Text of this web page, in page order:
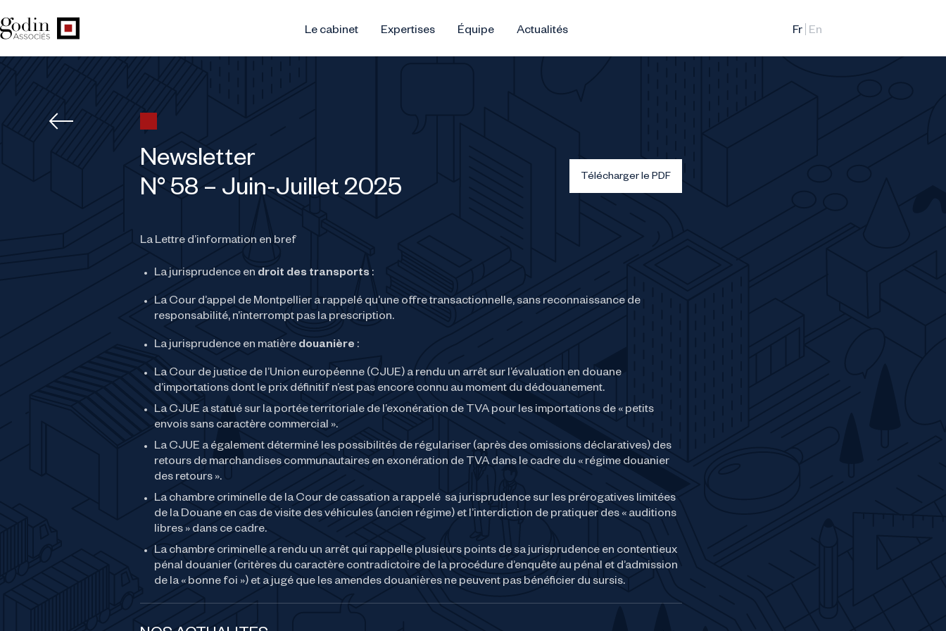
Le cabinet Expertises Équipe Actualités
Newsletter
N° 58 – Juin-Juillet 2025
Télécharger le PDF
La Lettre d’information en bref
La jurisprudence en droit des transports:
La Cour d’appel de Montpellier a rappelé qu’une offre transactionnelle, sans reconnaissance de
responsabilité, n’interrompt pas la prescription.
La jurisprudence en matière douanière :
La Cour de justice de l’Union européenne (CJUE) a rendu un arrêt sur l’évaluation en douane
d’importations dont le prix définitif n’est pas encore connu au moment du dédouanement.
La CJUE a statué sur la portée territoriale de l’exonération de TVA pour les importations de « petits
envois sans caractère commercial ».
La CJUE a également déterminé les possibilités de régulariser (après des omissions déclaratives) des
retours de marchandises communautaires en exonération de TVA dans le cadre du « régime douanier
des retours ».
La chambre criminelle de la Cour de cassation a rappelé sa jurisprudence sur les prérogatives limitées
de la Douane en cas de visite des véhicules (ancien régime) et l’interdiction de pratiquer des « auditions
libres » dans ce cadre.
La chambre criminelle a rendu un arrêt qui rappelle plusieurs points de sa jurisprudence en contentieux
pénal douanier (critères du caractère contradictoire de la procédure d’enquête au pénal et d’admission
de la « bonne foi ») et a jugé que les amendes douanières ne peuvent pas bénéficier du sursis.